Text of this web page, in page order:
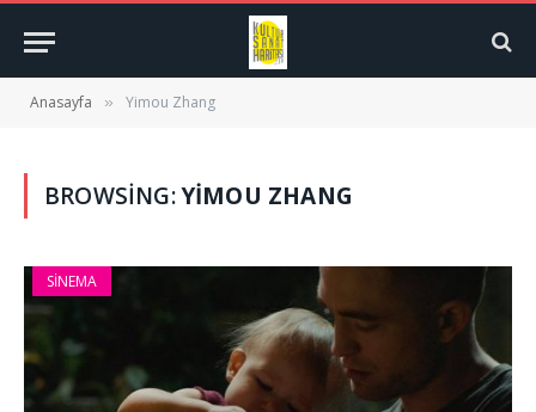
Anasayfa » Yimou Zhang
BROWSING:YIMOU ZHANG
SINEMA